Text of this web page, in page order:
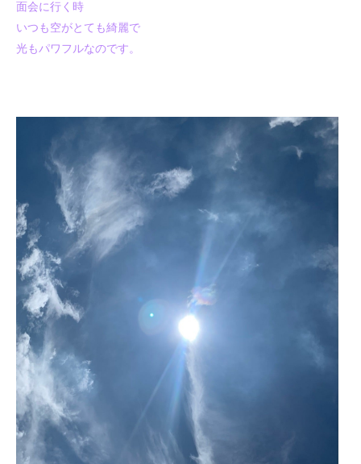
面会に行く時
いつも空がとても綺麗で
光もパワフルなのです。